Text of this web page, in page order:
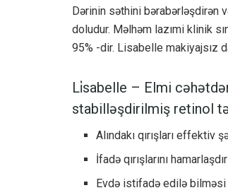
Dərinin səthini bərabərləşdirən
doludur. Məlhəm lazımi klinik
95% -dir. Lisabelle makiyajsız
Li̇sabelle – Elmi
stabilləşdirilmiş retinol
Alındakı qırışları effektiv
İfadə qırışlarını
Evdə istifadə edilə